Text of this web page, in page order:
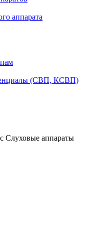
аппарата
(СВП, КСВП)
Слуховые аппараты